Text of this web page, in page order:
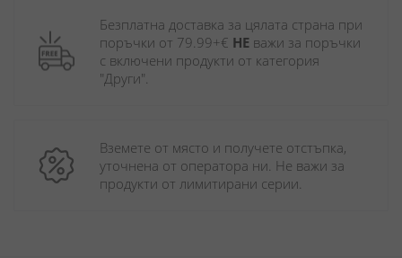
Безплатна доставка за цялата страна при
поръчки от 79.99+€ НЕ важи за поръчки
с включени продукти от категория
"Други".
Вземете от място и получете отстъпка,
уточнена от оператора ни. Не важи за
продукти от лимитирани серии.